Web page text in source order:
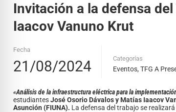
Invitación a la defensa
Iaacov Vanuno Krut
Fecha
21/08/2024 Categorías
Eventos, TFG A
«Análisis de la infraestructura eléctrica para la
estudiantesJosé Osorio Dávalos y Matías Iaacov
Asunción (FIUNA). La defensa del trabajo se realizará